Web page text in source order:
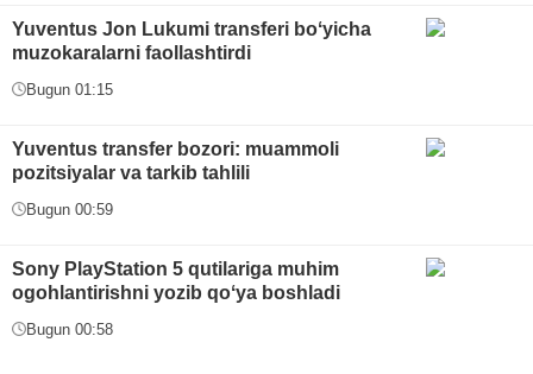
Yuventus Jon Lukumi transferi boʻyicha
muzokaralarni faollashtirdi
Bugun 01:15
Yuventus transfer bozori: muammoli
pozitsiyalar va tarkib tahlili
Bugun 00:59
Sony PlayStation 5 qutilariga muhim
ogohlantirishni yozib qoʻya boshladi
Bugun 00:58